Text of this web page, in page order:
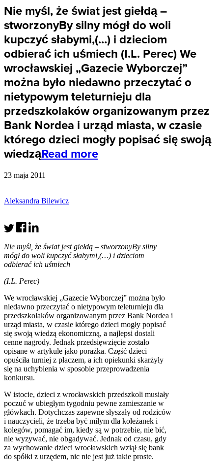
Nie myśl, że świat jest giełdą –
stworzonyBy silny mógł do woli
kupczyć słabymi,(…) i dzieciom
odbierać ich uśmiech (I.L. Perec) We
wrocławskiej „Gazecie Wyborczej”
można było niedawno przeczytać o
nietypowym teleturnieju dla
przedszkolaków organizowanym przez
Bank Nordea i urząd miasta, w czasie
którego dzieci mogły popisać się swoją
wiedząRead more
23 maja 2011
Aleksandra Bilewicz
Nie myśl, że świat jest giełdą – stworzonyBy silny
mógł do woli kupczyć słabymi, (…) i dzieciom
odbierać ich uśmiech
(I.L. Perec)
We wrocławskiej „Gazecie Wyborczej” można było
niedawno przeczytać o nietypowym teleturnieju dla
przedszkolaków organizowanym przez Bank Nordea i
urząd miasta, w czasie którego dzieci mogły popisać
się swoją wiedzą ekonomiczną, a najlepsi dostali
cenne nagrody. Jednak przedsięwzięcie zostało
opisane w artykule jako porażka. Część dzieci
opuściła turniej z płaczem, a ich opiekunki skarżyły
się na uchybienia w sposobie przeprowadzenia
konkursu.
W istocie, dzieci z wrocławskich przedszkoli musiały
poczuć w ubiegłym tygodniu pewne zamieszanie w
główkach. Dotychczas zapewne słyszały od rodziców
i nauczycieli, że trzeba być miłym dla koleżanek i
kolegów, pomagać im, kiedy są w potrzebie, nie bić,
nie wyzywać, nie obgadywać. Jednak od czasu, gdy
za wychowanie dzieci wrocławskich wziął się bank
do spółki z urzędem, nic nie jest już takie proste.